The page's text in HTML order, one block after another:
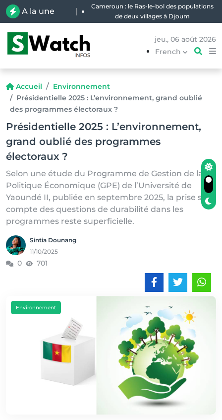
A la une |
Cameroun : le Ras-le-bol des populations
de deux villages à Djoum
jeu., 06 août 2026
French
Accueil
Environnement
Présidentielle 2025 : L’environnement, grand oublié
des programmes électoraux ?
Présidentielle 2025 : L’environnement,
grand oublié des programmes
électoraux ?
Selon une étude du Programme de Gestion de la
Politique Économique (GPE) de l’Université de
Yaoundé II, publiée en septembre 2025, la prise sen
compte des questions de durabilité dans les
programmes reste superficielle.
Sintia Dounang
11/10/2025
0 701
Environnement